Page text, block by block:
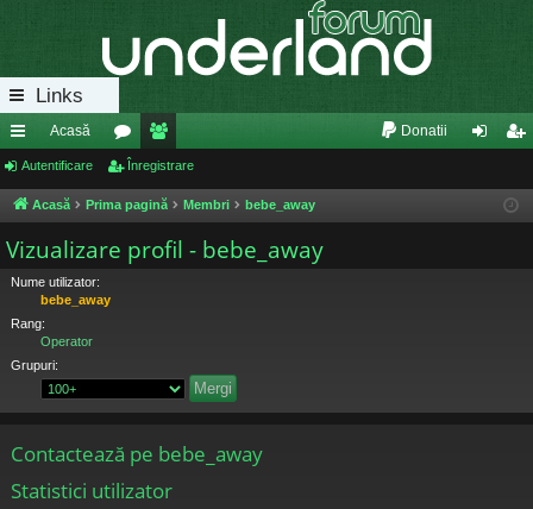
Links
eg
ăt
uri
ra
Acasă
or
u
e
m
Donatii
eg
Autentificare Înregistrare
Acasă Prima pagină Membri bebe_away
Vizualizare profil - bebe_away
Nume utilizator:
bebe_away
Rang:
Operator
Grupuri:
Contactează pe bebe_away
Statistici utilizator